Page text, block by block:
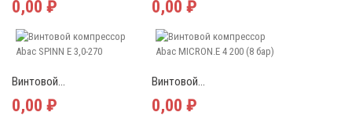
0,00 ₽ 0,00 ₽
Винтовой...
0,00 ₽
Винтовой...
0,00 ₽